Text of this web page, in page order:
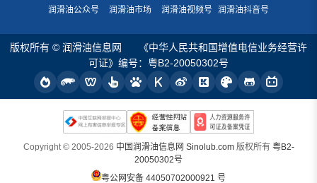
润滑油公众号 润滑油市场 润滑油视频号 润滑油抖音号
版权所有 © 润滑油信息网
《中华人民共和国增值电信业务经营许
可证》编号：粤B2-20050302号
Copyright © 2005-2026 中国润滑油信息网 Sinolub.com版权所有 粤B2-
20050302号
粤公网安备 44050702000921 号